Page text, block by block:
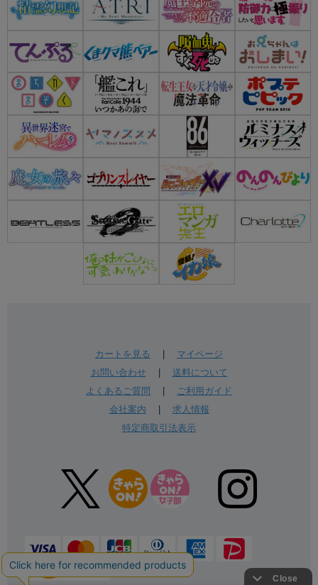
カートを見る
マイページ
お問い合わせ| 送料について
よくあるご質問
ご利用ガイド
会社案内
求人情報
特定商取引法表示